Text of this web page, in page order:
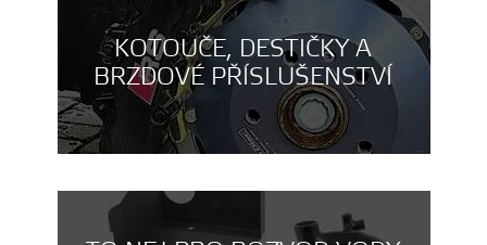
KOTOUČE, DESTIČKY A
BRZDOVÉ PŘÍSLUŠENSTVÍ